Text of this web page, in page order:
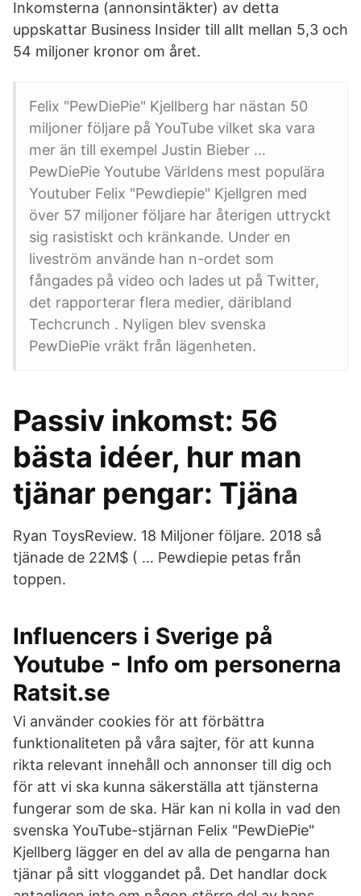
Inkomsterna (annonsintäkter) av detta
uppskattar Business Insider till allt mellan 5,3 och
54 miljoner kronor om året.
Felix "PewDiePie" Kjellberg har nästan 50
miljoner följare på YouTube vilket ska vara
mer än till exempel Justin Bieber …
PewDiePie Youtube Världens mest populära
Youtuber Felix "Pewdiepie" Kjellgren med
över 57 miljoner följare har återigen uttryckt
sig rasistiskt och kränkande. Under en
liveström använde han n-ordet som
fångades på video och lades ut på Twitter,
det rapporterar flera medier, däribland
Techcrunch . Nyligen blev svenska
PewDiePie vräkt från lägenheten.
Passiv inkomst: 56
bästa idéer, hur man
tjänar pengar: Tjäna
Ryan ToysReview. 18 Miljoner följare. 2018 så
tjänade de 22M$ ( … Pewdiepie petas från
toppen.
Influencers i Sverige på
Youtube - Info om personerna
Ratsit.se
Vi använder cookies för att förbättra
funktionaliteten på våra sajter, för att kunna
rikta relevant innehåll och annonser till dig och
för att vi ska kunna säkerställa att tjänsterna
fungerar som de ska. Här kan ni kolla in vad den
svenska YouTube-stjärnan Felix "PewDiePie"
Kjellberg lägger en del av alla de pengarna han
tjänar på sitt vloggandet på. Det handlar dock